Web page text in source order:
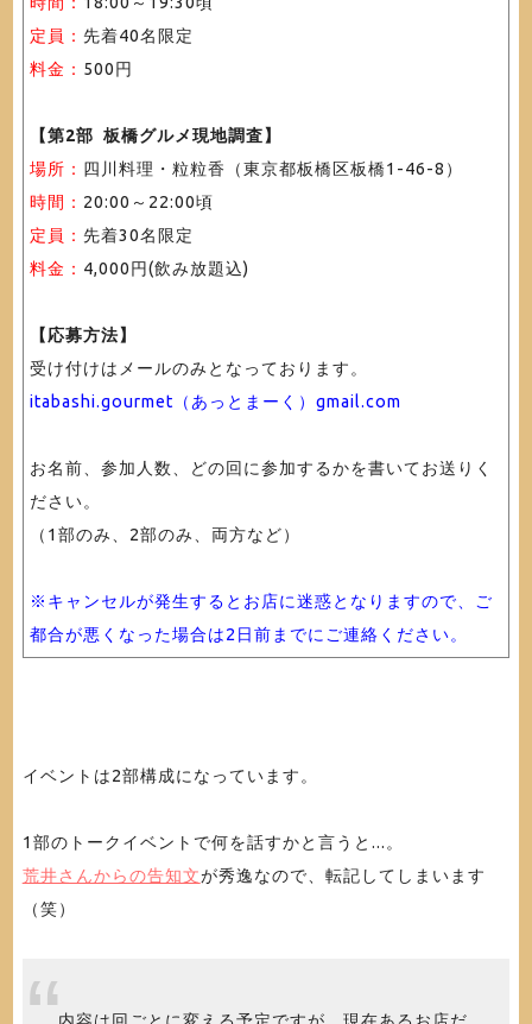
定員： 先着40名限定
料金： 500円
【第2部 板橋グルメ現地調査】
場所： 四川料理・粒粒香（東京都板橋区板橋1-46-8）
時間： 20:00～22:00頃
定員： 先着30名限定
料金： 4,000円(飲み放題込)
【応募方法】
受け付けはメールのみとなっております。
itabashi.gourmet（あっとまーく）gmail.com
お名前、参加人数、どの回に参加するかを書いてお送りく
ださい。
（1部のみ、2部のみ、両方など）
※キャンセルが発生するとお店に迷惑となりますので、ご
都合が悪くなった場合は2日前までにご連絡ください。
イベントは2部構成になっています。
1部のトークイベントで何を話すかと言うと...。
荒井さんからの告知文が秀逸なので、転記してしまいます
（笑）
内容は回ごとに変える予定ですが、現在あるお店だ